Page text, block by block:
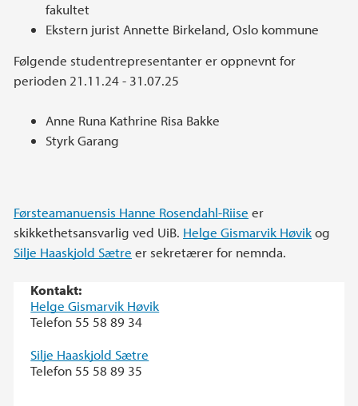
fakultet
Ekstern jurist Annette Birkeland, Oslo kommune
Følgende studentrepresentanter er oppnevnt for
perioden 21.11.24 - 31.07.25
Anne Runa Kathrine Risa Bakke
Styrk Garang
Førsteamanuensis Hanne Rosendahl-Riise er
skikkethetsansvarlig ved UiB. Helge Gismarvik Høvikog
Silje Haaskjold Sætre er sekretærer for nemnda.
Kontakt:
Helge Gismarvik Høvik
Telefon 55 58 89 34
Silje Haaskjold Sætre
Telefon 55 58 89 35